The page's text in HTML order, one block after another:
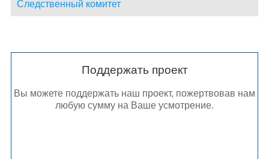
Следственный комитет
Поддержать проект
Вы можете поддержать наш проект, пожертвовав нам
любую сумму на Ваше усмотрение.